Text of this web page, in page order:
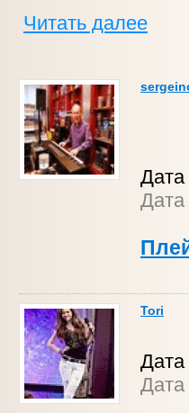
Читать далее
Дата
Дата
Tori
Дата